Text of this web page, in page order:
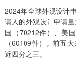
2024年全球外观设计
请人的外观设计申请
国（70212件）、美
（60109件）。前五
近四分之三。